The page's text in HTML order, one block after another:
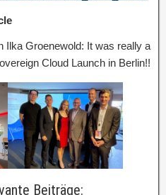
Ilka Groenewold: It was really a
Cloud Launch in Berlin!!
Beiträge: